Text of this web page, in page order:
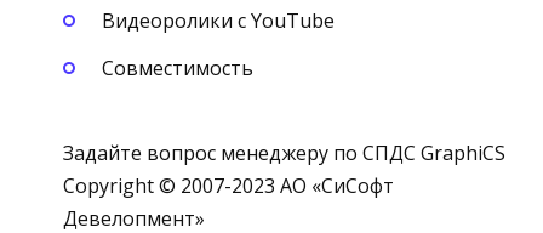
Видеоролики с YouTube
Совместимость
Задайте вопрос менеджеру по СПДС GraphiCS
Copyright © 2007-2023 АО «СиСофт
Девелопмент»